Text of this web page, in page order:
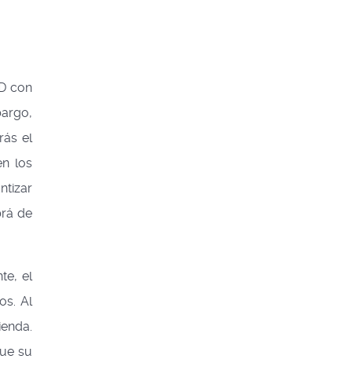
con
el
los
de
el
Al
su